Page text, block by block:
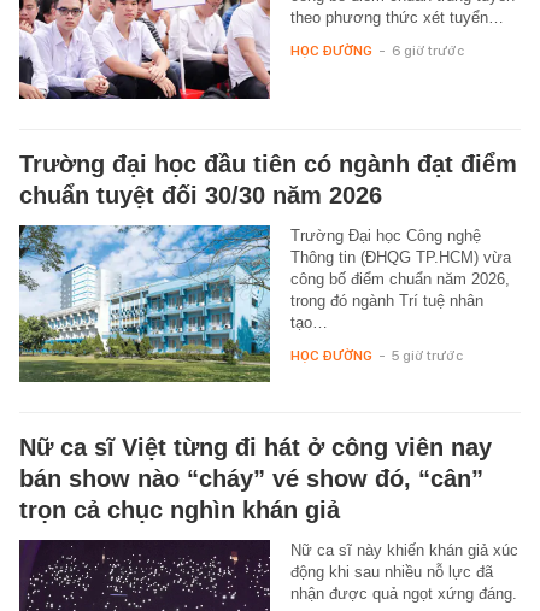
theo phương thức xét tuyển…
HỌC ĐƯỜNG - 6 giờ trước
Trường đại học đầu tiên có ngành đạt điểm
chuẩn tuyệt đối 30/30 năm 2026
Trường Đại học Công nghệ
Thông tin (ĐHQG TP.HCM) vừa
công bố điểm chuẩn năm 2026,
trong đó ngành Trí tuệ nhân
tạo…
HỌC ĐƯỜNG - 5 giờ trước
Nữ ca sĩ Việt từng đi hát ở công viên nay
bán show nào “cháy” vé show đó, “cân”
trọn cả chục nghìn khán giả
Nữ ca sĩ này khiến khán giả xúc
động khi sau nhiều nỗ lực đã
nhận được quả ngọt xứng đáng.